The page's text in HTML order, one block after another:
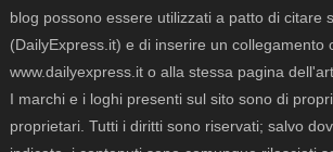
blog possono essere utilizzati a patto di citare
(DailyExpress.it) e di inserire un collegamento
www.dailyexpress.it o alla stessa pagina
I marchi e i loghi presenti sul sito sono di
proprietari. Tutti i diritti sono riservati; salvo